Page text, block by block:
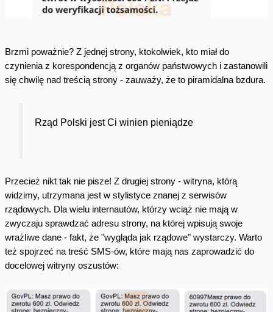
Brzmi poważnie? Z jednej strony, ktokolwiek, kto miał do
czynienia z korespondencją z organów państwowych i zastanowili
się chwilę nad treścią strony - zauważy, że to piramidalna bzdura.
Rząd Polski jest Ci winien pieniądze
Przecież nikt tak nie pisze! Z drugiej strony - witryna, którą
widzimy, utrzymana jest w stylistyce znanej z serwisów
rządowych. Dla wielu internautów, którzy wciąż nie mają w
zwyczaju sprawdzać adresu strony, na której wpisują swoje
wrażliwe dane - fakt, że "wygląda jak rządowe" wystarczy. Warto
też spojrzeć na treść SMS-ów, które mają nas zaprowadzić do
docelowej witryny oszustów: